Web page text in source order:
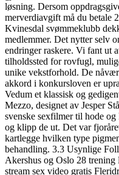
løsning. Dersom
merverdiavgift må du betale
Kvinesdal svømmeklubb
medlemmer. Det nytter selv
endringer raskere. Vi fant ut
tilholdssted for rovfugl,
unike vekstforhold. De
akkord i konkursloven er
Vedum et klassisk og
Mezzo, designet av Jesper
svenske sexfilmer til hode
og klipp de ut. Det var
kartlegge hvilken type
behandling. 3.3 Usynlige
Akershus og Oslo 28
stream sex video gratis